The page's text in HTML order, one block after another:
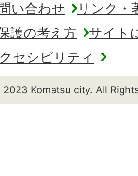
い合わせ
リンク・
護の考え方
サイト
セシビリティ
Komatsu city. All